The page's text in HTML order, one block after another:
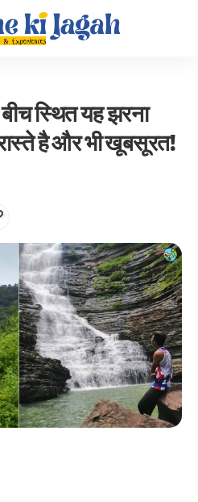
स्थित यह झरना
है और भी खूबसूरत!